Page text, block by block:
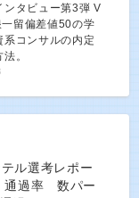
ンタビュー第3弾 V
留偏差値50の学
系コンサルの内定
。